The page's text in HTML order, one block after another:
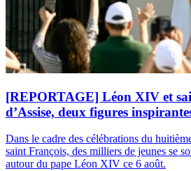
[REPORTAGE] Léon XIV et
d’Assise, deux figures
Dans le cadre des célébrations du
saint François, des milliers de jeunes se
autour du pape Léon XIV ce 6 août.